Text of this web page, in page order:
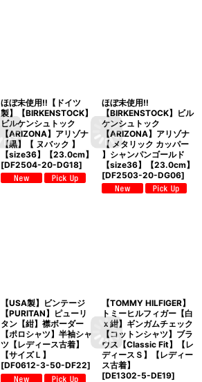
ほぼ未使用‼【ドイツ
製】【BIRKENSTOCK】
ビルケンシュトック
【ARIZONA】アリゾナ
【黒】【 ヌバック 】
【size36】【23.0cm】
[DF2504-20-DG18]
ほぼ未使用‼
【BIRKENSTOCK】ビル
ケンシュトック
【ARIZONA】アリゾナ
【 メタリック カッパー
】シャンパンゴールド
【size36】【23.0cm】
[DF2503-20-DG06]
【USA製】ビンテージ
【PURITAN】ピューリ
タン【紺】襟ボーダー
【ポロシャツ】半袖シャ
ツ【レディース古着】
【サイズＬ】
[DF0612-3-50-DF22]
【TOMMY HILFIGER】
トミーヒルフィガー【白
ｘ紺】ギンガムチェック
【コットンシャツ】ブラ
ウス【Classic Fit】【レ
ディースＳ】【レディー
ス古着】
[DE1302-5-DE19]